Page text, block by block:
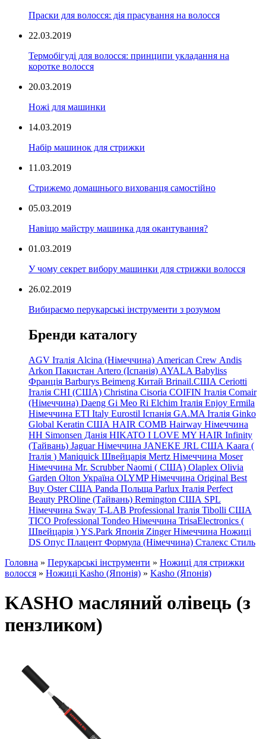
Праски для волосся: дія прасування на волосся
22.03.2019
Термобігуді для волосся: принципи укладання на
коротке волосся
20.03.2019
Ножі для машинки
14.03.2019
Набір машинок для стрижки
11.03.2019
Стрижемо домашнього вихованця самостійно
05.03.2019
Навіщо майстру машинка для окантування?
01.03.2019
У чому секрет вибору машинки для стрижки волосся
26.02.2019
Вибираємо перукарські інструменти з розумом
Бренди каталогу
AGV Італія Alcina (Німеччина) American Crew Andis
Arkon Пакистан Artero (Іспанія) AYALA Babyliss
Франція Barburys Beimeng Китай Brinail.США Ceriotti
Італія CHI (США) Christina Cisoria COIFIN Італія Comair
(Німеччина) Daeng Gi Meo Ri Elchim Італія Enjoy Ermila
Німеччина ETI Italy Eurostil Іспанія GA.MA Італія Ginko
Global Keratin США HAIR COMB Hairway Німеччина
HH Simonsen Данія HIKATO I LOVE MY HAIR Infinity
(Тайвань) Jaguar Німеччина JANEKE JRL США Kaara (
Італія ) Maniquick Швейцарія Mertz Німеччина Moser
Німеччина Mr. Scrubber Naomi ( США) Olaplex Olivia
Garden Olton Україна OLYMP Німеччина Original Best
Buy Oster США Panda Польща Parlux Італія Perfect
Beauty PROline (Тайвань) Remington США SPL
Німеччина Sway T-LAB Professional Італія Tibolli США
TICO Professional Tondeo Німеччина TrisaElectronics (
Швейцарія ) YS.Park Японія Zinger Німеччина Ножиці
DS Опус Плацент Формула (Німеччина) Сталекс Стиль
Головна » Перукарські інструменти » Ножиці для стрижки
волосся » Ножиці Kasho (Японія) » Kasho (Японія)
KASHO масляний олівець (з
пензликом)